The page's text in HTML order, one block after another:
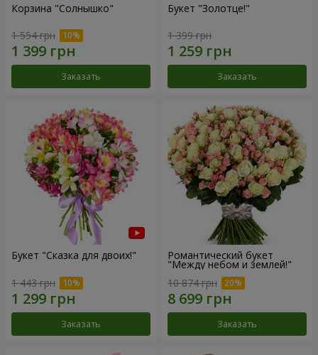
Корзина "Солнышко"
1 554 грн
Заказать
Букет "Золотце!"
1 399 грн
Заказать
Букет "Сказка для двоих!"
1 443 грн
Заказать
Романтический букет
"Между небом и землей!"
10 874 грн
Заказать